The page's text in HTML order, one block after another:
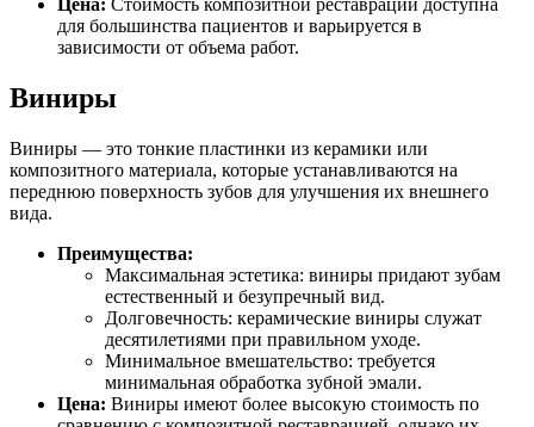
для большинства пациентов и варьируется в
зависимости от объема работ.
Виниры
Виниры — это тонкие пластинки из керамики или
композитного материала, которые устанавливаются на
переднюю поверхность зубов для улучшения их внешнего
вида.
Преимущества:
Максимальная эстетика: виниры придают зубам
естественный и безупречный вид.
Долговечность: керамические виниры служат
десятилетиями при правильном уходе.
Минимальное вмешательство: требуется
минимальная обработка зубной эмали.
Цена: Виниры имеют более высокую стоимость по